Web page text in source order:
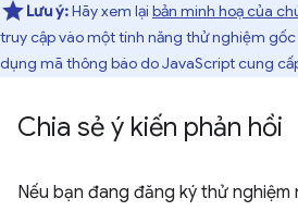
Lưu ý:Hãy xem lại bản minh hoạ của
truy cập vào một tính năng thử nghiệm
dụng mã thông báo do JavaScript cung
Chia sẻ ý kiến phản hồi
Nếu bạn đang đăng ký thử